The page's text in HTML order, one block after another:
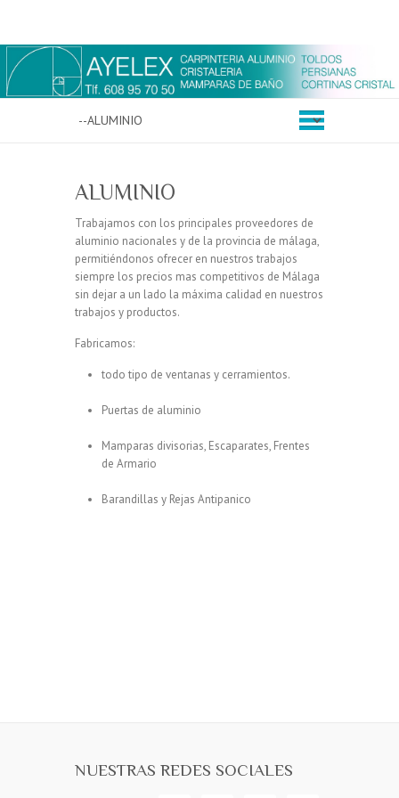
ALUMINIO
Trabajamos con los principales proveedores de
aluminio nacionales y de la provincia de málaga,
permitiéndonos ofrecer en nuestros trabajos
siempre los precios mas competitivos de Málaga
sin dejar a un lado la máxima calidad en nuestros
trabajos y productos.
Fabricamos:
todo tipo de ventanas y cerramientos.
Puertas de aluminio
Mamparas divisorias, Escaparates, Frentes
de Armario
Barandillas y Rejas Antipanico
NUESTRAS REDES SOCIALES